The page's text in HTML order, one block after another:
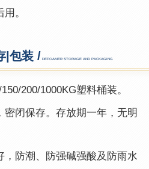
。
|包装 / DEFOAMER STORAGE AND PACKAGING
200/1000KG塑料桶装。
闭保存。存放期一年，无明
防潮、防强碱强酸及防雨水